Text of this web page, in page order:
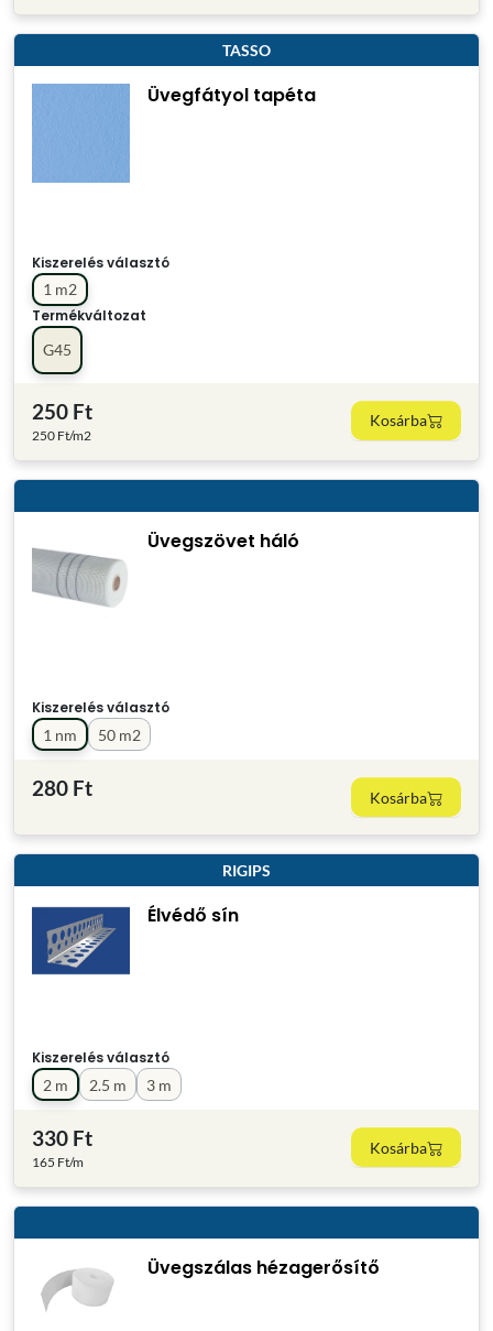
TASSO
Üvegfátyol tapéta
Kiszerelés választó
1 m2
Termékváltozat
G45
250 Ft
250 Ft/m2
Kosárba
Üvegszövet háló
Kiszerelés választó
1 nm
50 m2
280 Ft Kosárba
RIGIPS
Élvédő sín
Kiszerelés választó
2 m
2.5 m 3 m
330 Ft
165 Ft/m
Kosárba
Üvegszálas hézagerősítő